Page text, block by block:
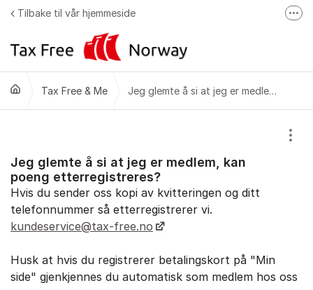
Gå til innhold
Tilbake til vår hjemmeside
Tax Free & Me
Tax Free & Me Jeg glemte å si at jeg er medlem, kan poeng etterregistreres?
Jeg glemte å si at jeg er medlem, kan
poeng etterregistreres?
Vis/
Hvis du sender oss kopi av kvitteringen og ditt
telefonnummer så etterregistrerer vi.
kundeservice@tax-free.no
Husk at hvis du registrerer betalingskort på "Min
side" gjenkjennes du automatisk som medlem hos oss